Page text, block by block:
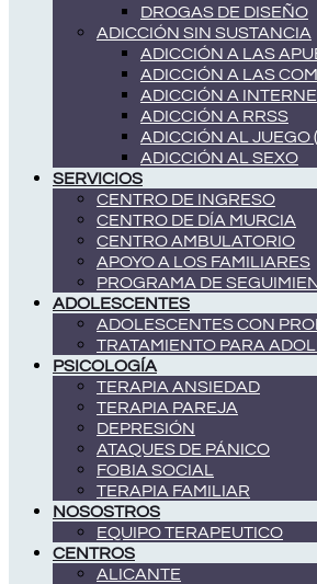
DROGAS DE DISEÑO
ADICCIÓN SIN SUSTANCIA
ADICCIÓN A LAS
ADICCIÓN A LAS
ADICCIÓN A
ADICCIÓN A RRSS
ADICCIÓN AL JUEGO
ADICCIÓN AL SEXO
SERVICIOS
CENTRO DE INGRESO
CENTRO DE DÍA MURCIA
CENTRO AMBULATORIO
APOYO A LOS FAMILIARES
PROGRAMA DE
ADOLESCENTES
ADOLESCENTES CON
TRATAMIENTO PARA
PSICOLOGÍA
TERAPIA ANSIEDAD
TERAPIA PAREJA
DEPRESIÓN
ATAQUES DE PÁNICO
FOBIA SOCIAL
TERAPIA FAMILIAR
NOSOSTROS
EQUIPO TERAPEUTICO
CENTROS
ALICANTE